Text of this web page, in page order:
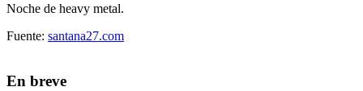
Noche de heavy metal.
Fuente: santana27.com
En breve